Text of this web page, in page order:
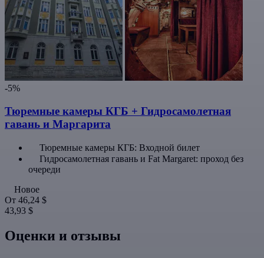
-5%
Тюремные камеры КГБ + Гидросамолетная
гавань и Маргарита
Тюремные камеры КГБ: Входной билет
Гидросамолетная гавань и Fat Margaret: проход без
очереди
Новое
От 46,24 $
43,93 $
Оценки и отзывы